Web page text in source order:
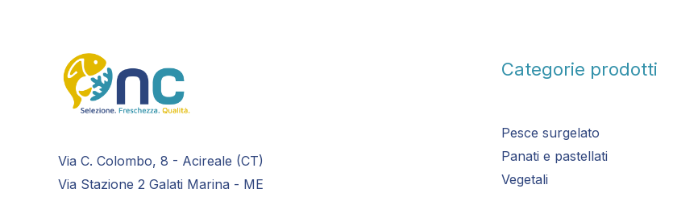
Via C. Colombo, 8 - Acireale (CT)
Via Stazione 2 Galati Marina - ME
Categorie prodotti
Pesce surgelato
Panati e pastellati
Vegetali